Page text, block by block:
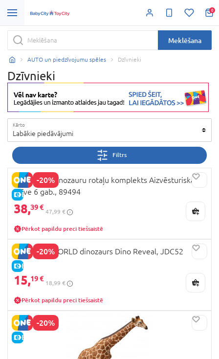
0
Meklēšana
AUTO un piedzīvojumu spēles Dzīvnieki
Dzīvnieki
Kārto
Labākie piedāvājumi
Filtrs
-20%
E-CENA
COLLECTA dinozauru rotaļu komplekts Aizvēsturiskā
dzīve 6 gab., 89494
38,39 €
47,99 €
Pērkot papildu preci tiešsaistē
-20%
E-CENA
JURRASIC WORLD dinozaurs Dino Reveal, JDC52
15,19 €
18,99 €
Pērkot papildu preci tiešsaistē
-20%
E-CENA